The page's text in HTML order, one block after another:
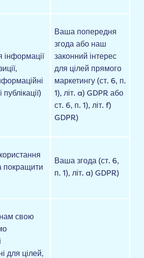
Ваша попередня
згода або наш
законний інтерес
для цілей прямого
маркетингу (ст. 6, п.
1), літ. a) GDPR або
ст. 6, п. 1), літ. f)
GDPR)
покращити
Ваша згода (ст. 6,
п. 1), літ. a) GDPR)
свою
для цілей,